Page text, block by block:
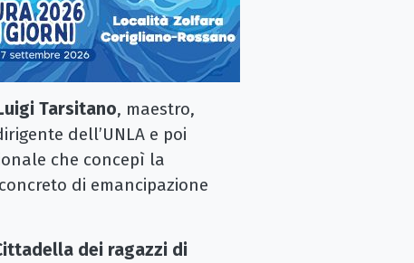
Tarsitano, maestro,
dell’UNLA e poi
che concepì la
di emancipazione
dei ragazzi di